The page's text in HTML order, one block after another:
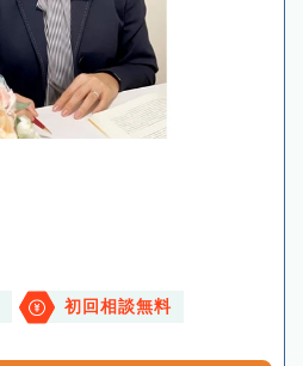
初回相談無料